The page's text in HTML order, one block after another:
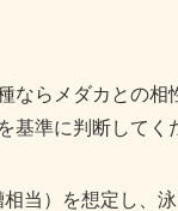
らメダカとの相
基準に判断してく
当）を想定し、